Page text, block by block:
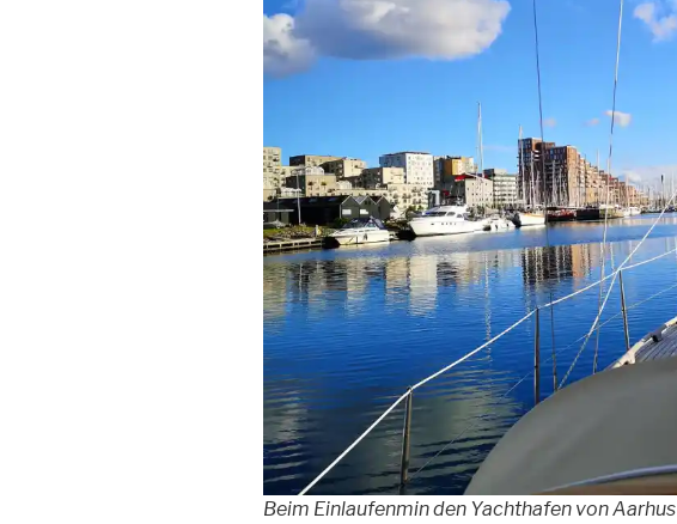
Beim Einlaufenmin den Yachthafen von Aarhus